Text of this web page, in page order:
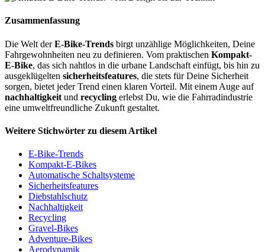
Zusammenfassung
Die Welt derE-Bike-Trends birgt unzählige Möglichkeiten, Deine
Fahrgewohnheiten neu zu definieren. Vom praktischen Kompakt-
E-Bike, das sich nahtlos in die urbane Landschaft einfügt, bis hin zu
ausgeklügelten sicherheitsfeatures, die stets für Deine Sicherheit
sorgen, bietet jeder Trend einen klaren Vorteil. Mit einem Auge auf
nachhaltigkeit und recycling erlebst Du, wie die Fahrradindustrie
eine umweltfreundliche Zukunft gestaltet.
Weitere Stichwörter zu diesem Artikel
E-Bike-Trends
Kompakt-E-Bikes
Automatische Schaltsysteme
Sicherheitsfeatures
Diebstahlschutz
Nachhaltigkeit
Recycling
Gravel-Bikes
Adventure-Bikes
Aerodynamik